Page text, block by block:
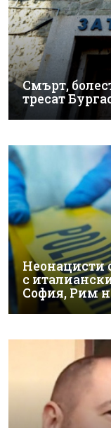
Смърт,
тресат
Неонацисти
с
София, Рим